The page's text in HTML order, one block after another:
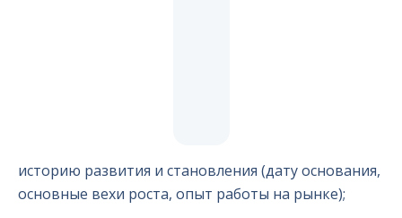
историю развития и становления (дату основания,
основные вехи роста, опыт работы на рынке);